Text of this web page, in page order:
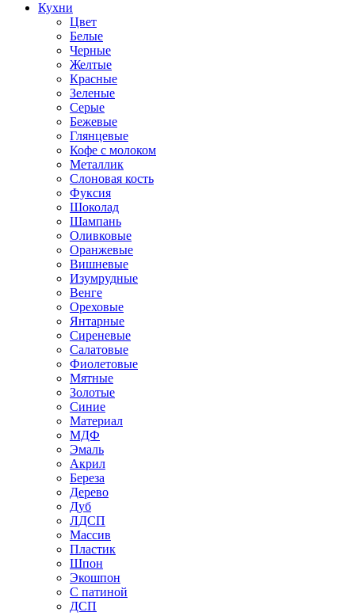
Кухни
Цвет
Белые
Черные
Желтые
Красные
Зеленые
Серые
Бежевые
Глянцевые
Кофе с молоком
Металлик
Слоновая кость
Фуксия
Шоколад
Шампань
Оливковые
Оранжевые
Вишневые
Изумрудные
Венге
Ореховые
Янтарные
Сиреневые
Салатовые
Фиолетовые
Мятные
Золотые
Синие
Материал
МДФ
Эмаль
Акрил
Береза
Дерево
Дуб
ЛДСП
Массив
Пластик
Шпон
Экошпон
С патиной
ДСП